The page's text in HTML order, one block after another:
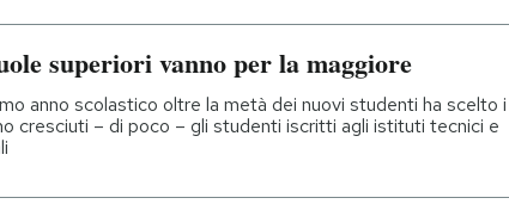
superiori vanno per la maggiore
anno scolastico oltre la metà dei nuovi studenti ha scelto i
cresciuti – di poco – gli studenti iscritti agli istituti tecnici e